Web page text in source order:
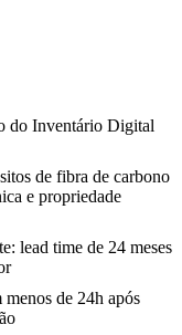
do Inventário Digital
de fibra de carbono
e propriedade
lead time de 24 meses
de 24h após